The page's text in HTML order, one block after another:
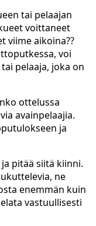
tai pelaajan
voittaneet
viime aikoina??
voi
pelaaja, joka on
ottelussa
avainpelaajia.
ja
pitää siitä kiinni.
ne
enemmän kuin
vastuullisesti